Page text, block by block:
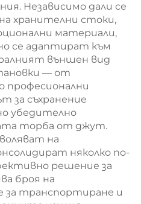
Независимо дали се
на хранителни стоки,
материали,
се адаптират към
външен вид
— от
професионални
за съхранение
убедително
торба от джут.
на
няколко по-
решение за
броя на
за транспортиране и